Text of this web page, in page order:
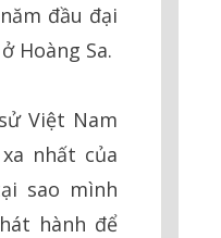
đầu đại
Hoàng Sa.
Việt Nam
nhất của
sao mình
hành để